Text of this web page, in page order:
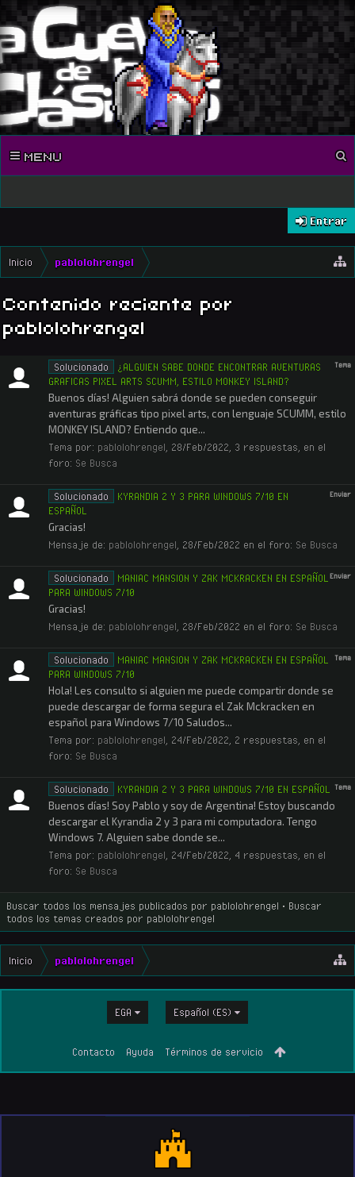
MENU
Entrar
Inicio pablolohrengel
Contenido reciente por
pablolohrengel
Tema
Solucionado
¿ALGUIEN SABE DONDE ENCONTRAR AVENTURAS
GRAFICAS PIXEL ARTS SCUMM, ESTILO MONKEY ISLAND?
Buenos días! Alguien sabrá donde se pueden conseguir
aventuras gráficas tipo pixel arts, con lenguaje SCUMM, estilo
MONKEY ISLAND? Entiendo que...
Tema por: pablolohrengel 28/Feb/2022 , 3 respuestas, en el
foro: Se Busca
Enviar
Solucionado
KYRANDIA 2 Y 3 PARA WINDOWS 7/10 EN
ESPAÑOL
Gracias!
Mensaje de: pablolohrengel 28/Feb/2022 en el foro: Se Busca
Enviar
Solucionado
MANIAC MANSION Y ZAK MCKRACKEN EN ESPAÑOL
PARA WINDOWS 7/10
Gracias!
Mensaje de: pablolohrengel 28/Feb/2022 en el foro: Se Busca
Tema
Solucionado
MANIAC MANSION Y ZAK MCKRACKEN EN ESPAÑOL
PARA WINDOWS 7/10
Hola! Les consulto si alguien me puede compartir donde se
puede descargar de forma segura el Zak Mckracken en
español para Windows 7/10 Saludos...
Tema por: pablolohrengel 24/Feb/2022 , 2 respuestas, en el
foro: Se Busca
Tema
Solucionado
KYRANDIA 2 Y 3 PARA WINDOWS 7/10 EN ESPAÑOL
Buenos días! Soy Pablo y soy de Argentina! Estoy buscando
descargar el Kyrandia 2 y 3 para mi computadora. Tengo
Windows 7. Alguien sabe donde se...
Tema por: pablolohrengel 24/Feb/2022 , 4 respuestas, en el
foro: Se Busca
Buscar todos los mensajes publicados por pablolohrengel
Buscar
todos los temas creados por pablolohrengel
Inicio pablolohrengel
EGA Español (ES)
Contacto Ayuda Términos de servicio